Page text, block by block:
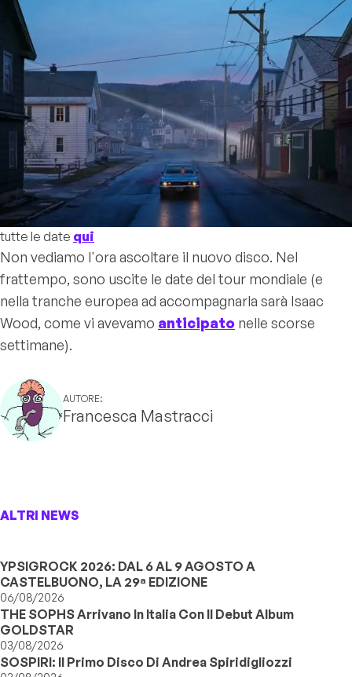
tutte le date qui
Non vediamo l'ora ascoltare il nuovo disco. Nel
frattempo, sono uscite le date del tour mondiale (e
nella tranche europea ad accompagnarla sarà Isaac
Wood, come vi avevamo anticipato nelle scorse
settimane).
AUTORE:
Francesca Mastracci
ALTRI NEWS
YPSIGROCK 2026: DAL 6 AL 9 AGOSTO A
CASTELBUONO, LA 29ª EDIZIONE
06/08/2026
THE SOPHS Arrivano In Italia Con Il Debut Album
GOLDSTAR
03/08/2026
SOSPIRI: Il Primo Disco Di Andrea Spiridigliozzi